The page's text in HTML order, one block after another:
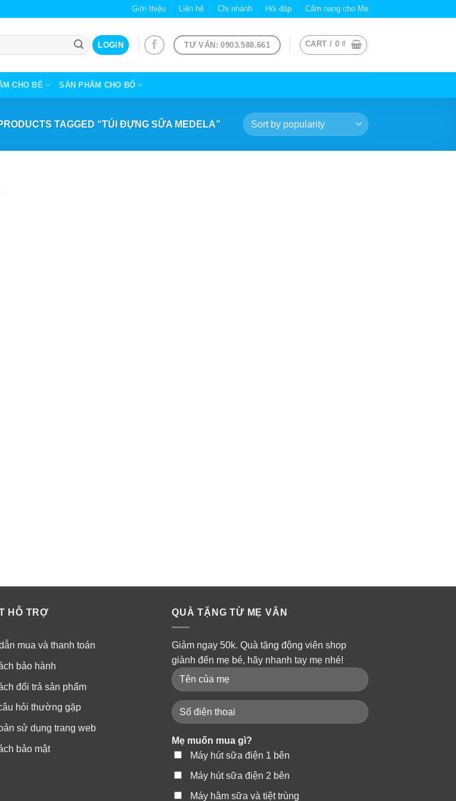
Giới thiệu Liên hệ Chi nhánh Hỏi đáp Cẩm nang cho Mẹ
LOGIN TƯ VẤN: 0903.588.661 CART / 0 ₫
CHO BÉ SẢN PHẨM CHO BỐ
TAGGED “TÚI ĐỰNG SỮA MEDELA”
HỖ TRỢ
mua và thanh toán
bảo hành
đổi trả sản phẩm
hỏi thường gặp
sử dụng trang web
bảo mật
QUÀ TẶNG TỪ MẸ VÂN
Giảm ngay 50k. Quà tặng động viên shop
giành đến mẹ bé, hãy nhanh tay mẹ nhé!
Mẹ muốn mua gì?
Máy hút sữa điện 1 bên
Máy hút sữa điện 2 bên
Máy hâm sữa và tiệt trùng